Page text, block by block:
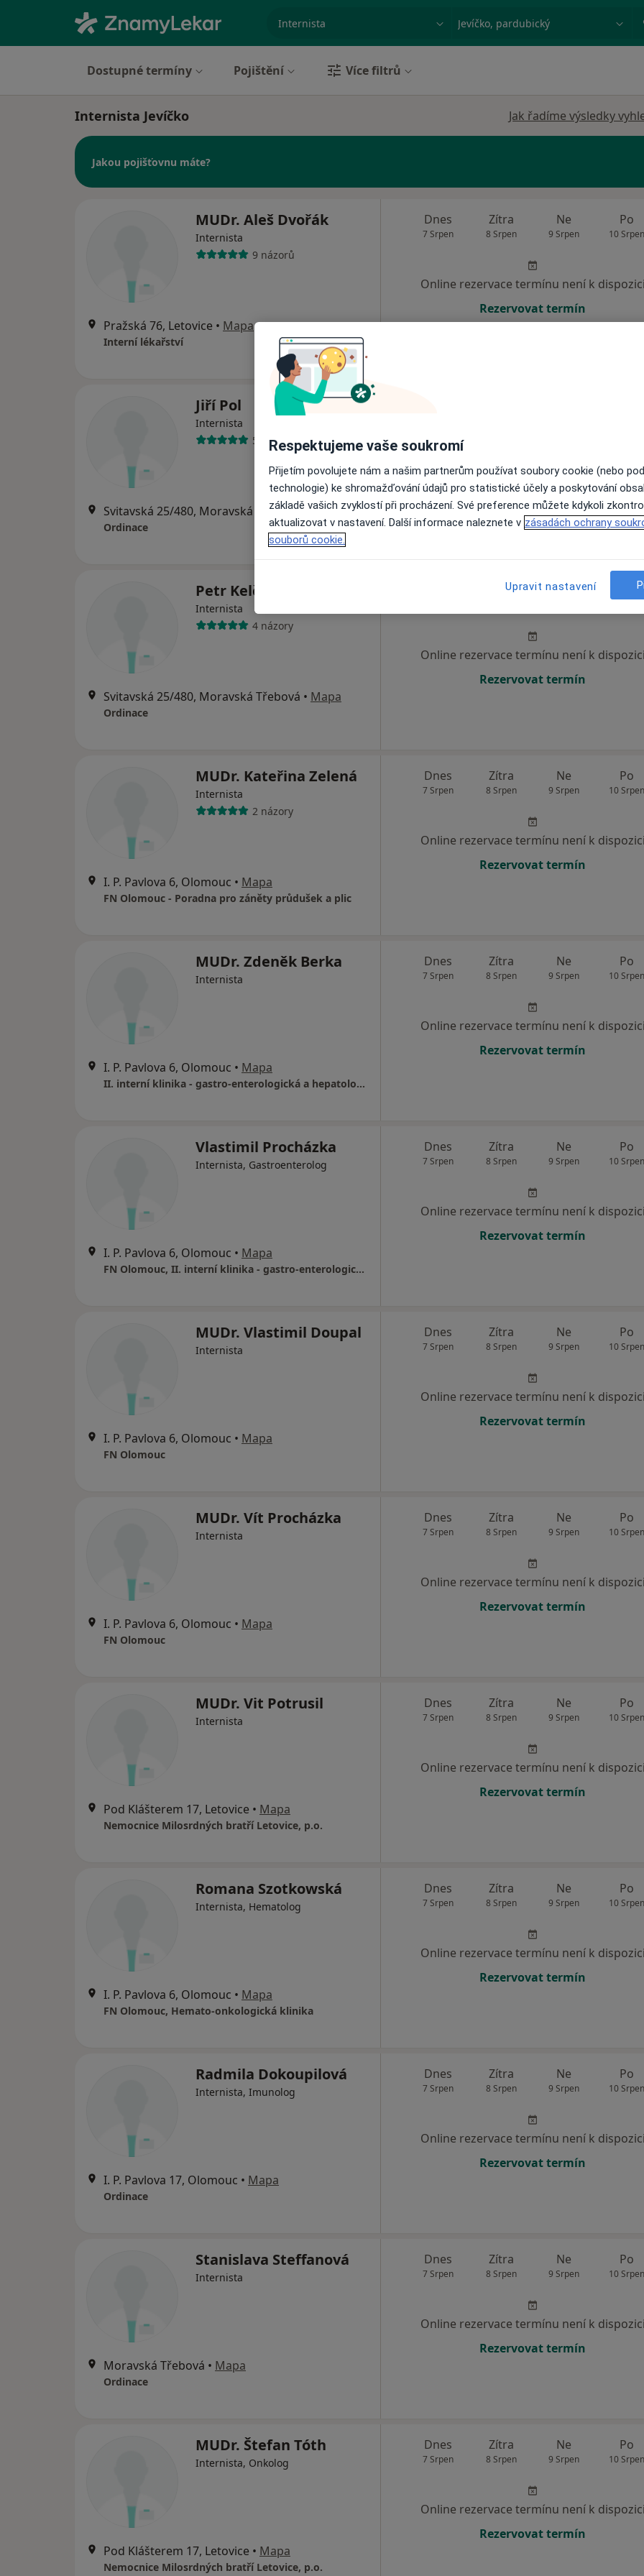
Město nebo region
Dostupné termíny Pojištění Více filtrů
Internista Jevíčko Jak řadíme výsledky
Jakou pojišťovnu máte?
MUDr. Aleš Dvořák
Internista
9 názorů
Pražská 76, Letovice • Mapa
Interní lékařství
Dnes
7 Srpen
Zítra
8 Srpen
Ne
9 Srpen
Po
10 Srpen
Online rezervace termínu není k dispozici
Rezervovat termín
Jiří Pol
Internista
5 názorů
Svitavská 25/480, Moravská Třebová• Mapa
Ordinace
Online rezervace termínu není k
Rezervovat termín
Petr Kelča
Internista
4 názory
Svitavská 25/480, Moravská Třebová • Mapa
Ordinace
Zítra Ne
Online rezervace termínu není k dispozici
Rezervovat termín
MUDr. Kateřina Zelená
Internista
2 názory
I. P. Pavlova 6, Olomouc • Mapa
FN Olomouc - Poradna pro záněty průdušek a plic
Dnes
7 Srpen
Zítra
8 Srpen
Ne
9 Srpen
Po
10 Srpen
Online rezervace termínu není k dispozici
Rezervovat termín
MUDr. Zdeněk Berka
Internista
I. P. Pavlova 6, Olomouc • Mapa
II. interní klinika - gastro-enterologická a hepatologická
Dnes
7 Srpen
Zítra
8 Srpen
Ne
9 Srpen
Po
10 Srpen
Online rezervace termínu není k dispozici
Rezervovat termín
Vlastimil Procházka
Internista, Gastroenterolog
I. P. Pavlova 6, Olomouc • Mapa
FN Olomouc, II. interní klinika - gastro-enterologická a hepatologická
Dnes
7 Srpen
Zítra
8 Srpen
Ne
9 Srpen
Po
10 Srpen
Online rezervace termínu není k dispozici
Rezervovat termín
MUDr. Vlastimil Doupal
Internista
I. P. Pavlova 6, Olomouc • Mapa
FN Olomouc
Dnes
7 Srpen
Zítra
8 Srpen
Ne
9 Srpen
Po
10 Srpen
Online rezervace termínu není k dispozici
Rezervovat termín
MUDr. Vít Procházka
Internista
I. P. Pavlova 6, Olomouc • Mapa
FN Olomouc
Dnes
7 Srpen
Zítra
8 Srpen
Ne
9 Srpen
Po
10 Srpen
Online rezervace termínu není k dispozici
Rezervovat termín
MUDr. Vit Potrusil
Internista
Pod Klášterem 17, Letovice • Mapa
Nemocnice Milosrdných bratří Letovice, p.o.
Dnes
7 Srpen
Zítra
8 Srpen
Ne
9 Srpen
Po
10 Srpen
Online rezervace termínu není k dispozici
Rezervovat termín
Romana Szotkowská
Internista, Hematolog
I. P. Pavlova 6, Olomouc • Mapa
FN Olomouc, Hemato-onkologická klinika
Dnes
7 Srpen
Zítra
8 Srpen
Ne
9 Srpen
Po
10 Srpen
Online rezervace termínu není k dispozici
Rezervovat termín
Radmila Dokoupilová
Internista, Imunolog
I. P. Pavlova 17, Olomouc • Mapa
Ordinace
Dnes
7 Srpen
Zítra
8 Srpen
Ne
9 Srpen
Po
10 Srpen
Online rezervace termínu není k dispozici
Rezervovat termín
Stanislava Steffanová
Internista
Moravská Třebová • Mapa
Ordinace
Dnes
7 Srpen
Zítra
8 Srpen
Ne
9 Srpen
Po
10 Srpen
Online rezervace termínu není k dispozici
Rezervovat termín
MUDr. Štefan Tóth
Internista, Onkolog
Pod Klášterem 17, Letovice • Mapa
Nemocnice Milosrdných bratří Letovice, p.o.
Dnes
7 Srpen
Zítra
8 Srpen
Ne
9 Srpen
Po
10 Srpen
Online rezervace termínu není k dispozici
Rezervovat termín
Respektujeme vaše soukromí
Přijetím povolujete nám a našim partnerům používat soubory cookie (nebo
technologie) ke shromažďování údajů pro statistické účely a poskytování
základě vašich zvyklostí při procházení. Své preference můžete kdykoli
aktualizovat v nastavení. Další informace naleznete v zásadách ochrany
souborů cookie.
Upravit nastavení